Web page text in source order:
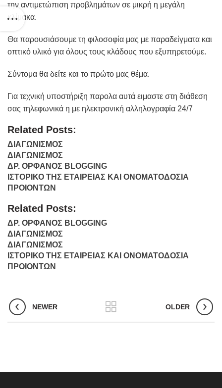
την αντιμετώπιση προβλημάτων σε μικρή η μεγάλη
κλίμακα.
Θα παρουσιάσουμε τη φιλοσοφία μας με παραδείγματα και
οπτικό υλικό για όλους τους κλάδους που εξυπηρετούμε.
Σύντομα θα δείτε και το πρώτο μας θέμα.
Για τεχνική υποστήριξη παρολα αυτά ειμαστε στη διάθεση
σας τηλεφωνικά η με ηλεκτρονική αλληλογραφία 24/7
Related Posts:
ΔΙΑΓΩΝΙΣΜΟΣ
ΔΙΑΓΩΝΙΣΜΟΣ
ΔΡ. ΟΡΦΑΝΟΣ BLOGGING
ΙΣΤΟΡΙΚΟ ΤΗΣ ΕΤΑΙΡΕΙΑΣ ΚΑΙ ΟΝΟΜΑΤΟΔΟΣΙΑ
ΠΡΟΙΟΝΤΩΝ
Related Posts:
ΔΡ. ΟΡΦΑΝΟΣ BLOGGING
ΔΙΑΓΩΝΙΣΜΟΣ
ΔΙΑΓΩΝΙΣΜΟΣ
ΙΣΤΟΡΙΚΟ ΤΗΣ ΕΤΑΙΡΕΙΑΣ ΚΑΙ ΟΝΟΜΑΤΟΔΟΣΙΑ
ΠΡΟΙΟΝΤΩΝ
NEWER OLDER